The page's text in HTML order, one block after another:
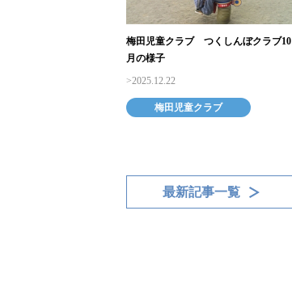
梅田児童クラブ つくしんぼクラブ10
月の様子
2025.12.22
梅田児童クラブ
最新記事一覧